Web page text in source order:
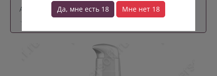
Да, мне есть 18 Мне нет 18
Артикул:
masculan-130-lub